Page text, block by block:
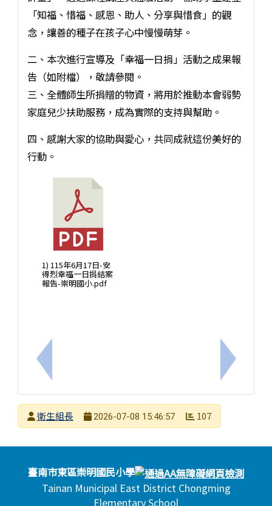
上一筆：轉知教育部製作之「暑假親子共學反毒學
「知福、惜福、感恩、助人、分享與惜食」的觀
念，讓善的種子在孩子心中慢慢萌芽。
二、本次進行宣導及「幸福一日捐」活動之成果報
告（如附檔），敬請參閱。
三、全體師生所捐贈的物資，將用於推動本會弱勢
家庭兒少扶助服務，成為實際的支持與幫助。
四、感謝大家的協助與愛心，共同成就這份美好的
行動。
1) 115年6月17日-安
得烈幸福一日捐結案
報告-崇明國小.pdf
下一筆：
發布者
衛生組長
2026-07-08 15:46:57 107
頁尾區域內容
臺南市東區崇明國民小學
Tainan Municipal East District Chongming
Elementary School